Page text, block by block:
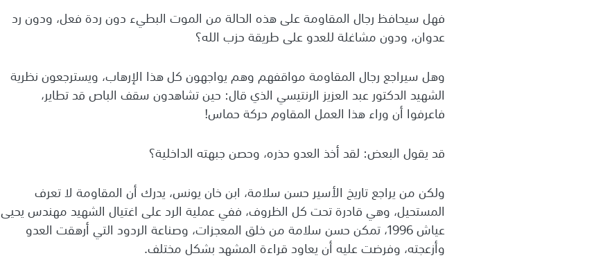
فهل سيحافظ رجال المقاومة على هذه الحالة من الموت البطيء دون ردة فعل، ودون رد
عدوان، ودون مشاغلة للعدو على طريقة حزب الله؟
وهل سيراجع رجال المقاومة مواقفهم وهم يواجهون كل هذا الإرهاب، ويسترجعون نظرية
الشهيد الدكتور عبد العزيز الرنتيسي الذي قال: حين تشاهدون سقف الباص قد تطاير،
فاعرفوا أن وراء هذا العمل المقاوم حركة حماس!
قد يقول البعض: لقد أخذ العدو حذره، وحصن جبهته الداخلية؟
ولكن من يراجع تاريخ الأسير حسن سلامة، ابن خان يونس، يدرك أن المقاومة لا تعرف
المستحيل، وهي قادرة تحت كل الظروف، ففي عملية الرد على اغتيال الشهيد مهندس يحيى
عياش 1996، تمكن حسن سلامة من خلق المعجزات، وصناعة الردود التي أرهقت العدو
وأزعجته، وفرضت عليه أن يعاود قراءة المشهد بشكل مختلف.